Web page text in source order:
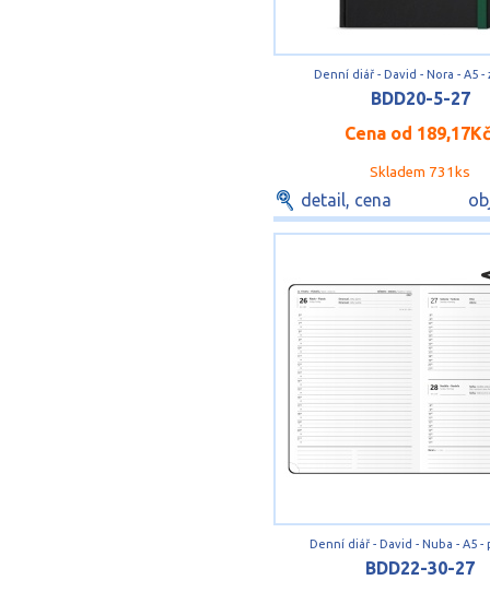
Denní diář - David - Nora - A5 -
BDD20-5-27
Cena od 189,17Kč
Skladem 731ks
detail, cena
Denní diář - David - Nuba - A5 -
BDD22-30-27